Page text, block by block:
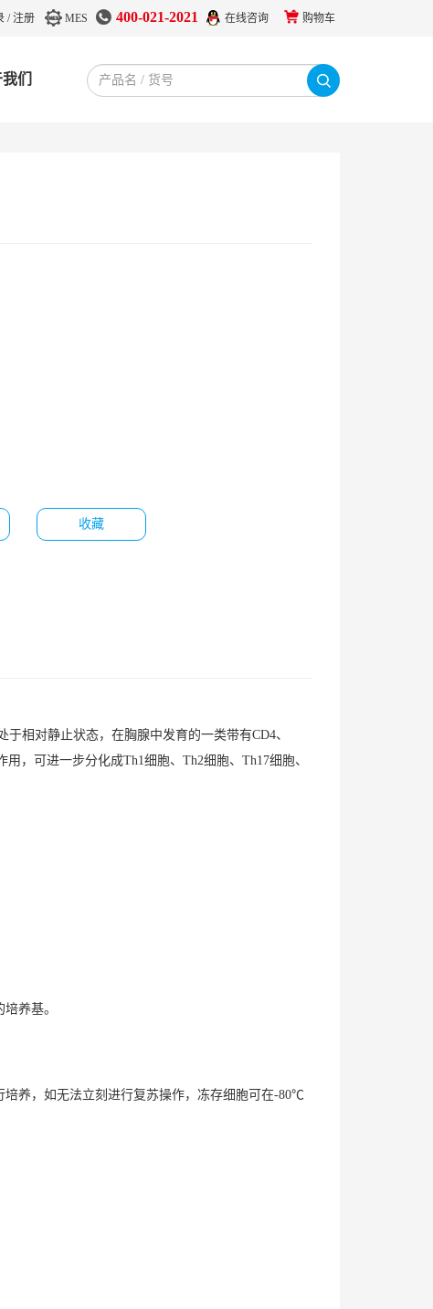
/注册 MES 400-021-2021 在线咨询 购物车
们
收藏
相对静止状态，在胸腺中发育的一类带有CD4、
，可进一步分化成Th1细胞、Th2细胞、Th17细胞、
养基。
培养，如无法立刻进行复苏操作，冻存细胞可在-80℃